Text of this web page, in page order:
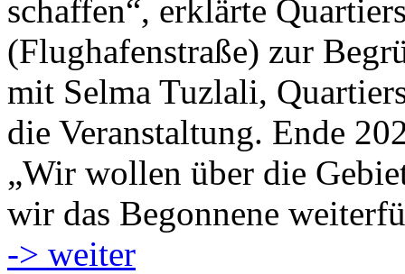
schaffen“, erklärte
(Flughafenstraße) zur
mit Selma Tuzlali,
die Veranstaltung. Ende
„Wir wollen über die
wir das Begonnene
-> weiter